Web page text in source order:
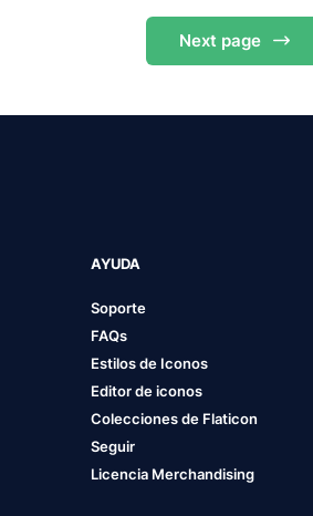
Next page
AYUDA
Soporte
FAQs
Estilos de Iconos
Editor de iconos
Colecciones de Flaticon
Seguir
Licencia Merchandising